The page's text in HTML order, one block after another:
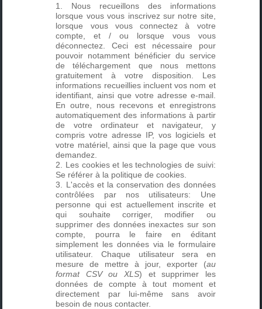
Nous recueillons des informations
lorsque vous vous inscrivez sur notre site,
lorsque vous vous connectez à votre
compte, et / ou lorsque vous vous
déconnectez. Ceci est nécessaire pour
pouvoir notamment bénéficier du service
de téléchargement que nous mettons
gratuitement à votre disposition. Les
informations recueillies incluent vos nom et
identifiant, ainsi que votre adresse e-mail.
En outre, nous recevons et enregistrons
automatiquement des informations à partir
de votre ordinateur et navigateur, y
compris votre adresse IP, vos logiciels et
votre matériel, ainsi que la page que vous
demandez.
Les cookies et les technologies de suivi:
Se référer à la politique de cookies
L'accès et la conservation des données
contrôlées par nos utilisateurs: Une
personne qui est actuellement inscrite et
qui souhaite corriger, modifier ou
supprimer des données inexactes sur son
compte, pourra le faire en éditant
simplement les données via le formulaire
utilisateur. Chaque utilisateur sera en
mesure de mettre à jour, exporter (au
format CSV ou XLS) et supprimer les
données de compte à tout moment et
directement par lui-même sans avoir
besoin de nous contacter.